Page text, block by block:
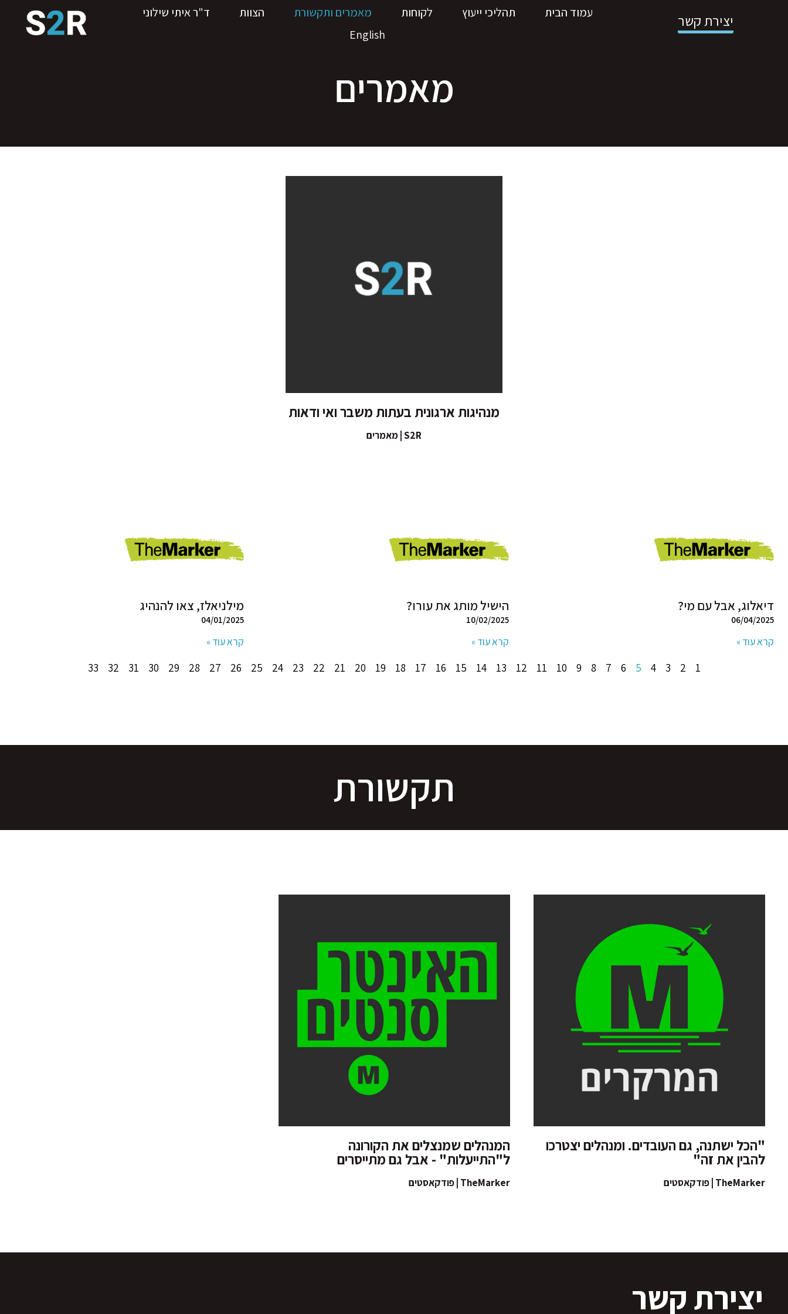
יצירת קשר עמוד הבית תהליכי ייעוץ לקוחות מאמרים ותקשורת הצוות
ד"ר איתי שילוני
English
מאמרים
מנהיגות ארגונית בעתות משבר ואי ודאות
S2R | מאמרים
דיאלוג, אבל עם מי?
06/04/2025
קרא עוד »
הישיל מותג את עורו?
10/02/2025
קרא עוד »
מילניאלז, צאו להנהיג
04/01/2025
קרא עוד »
1
2
3
4
5
6
7
8
9
10
11
12
13
14
15
16
17
18
19
20
21
22
23
24
25
26
27
28
29
30
31
32
33
תקשורת
"הכל ישתנה, גם העובדים. ומנהלים יצטרכו
להבין את זה"
TheMarker | פודקאסטים
המנהלים שמנצלים את הקורונה
ל"התייעלות" - אבל גם מתייסרים
TheMarker | פודקאסטים
יצירת קשר